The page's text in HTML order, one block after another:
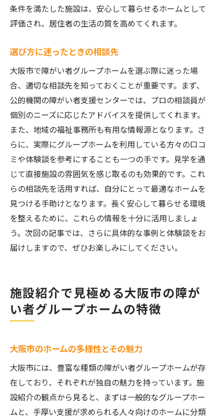
条件を満たした施設は、安心して暮らせるホームとして
評価され、居住者の生活の質を高めてくれます。
選び方に迷ったときの相談先
大阪市で障がい者グループホームを選ぶ際に迷った場
合、適切な相談先を知っておくことが重要です。まず、
公的機関の障がい者支援センターでは、プロの相談員が
個別のニーズに応じたアドバイスを提供してくれます。
また、地域の福祉事務所も有用な情報源となります。さ
らに、実際にグループホームを利用している方々の口コ
ミや体験談を参考にすることも一つの手です。見学を通
じて直接施設の雰囲気を感じ取るのも効果的です。これ
らの相談先を活用すれば、自分にとって最適なホームを
見つける手助けとなります。長く安心して暮らせる環境
を整えるために、これらの情報を十分に活用しましょ
う。次回の記事では、さらに具体的な事例と体験談をお
届けしますので、ぜひお楽しみにしてください。
施設紹介で見極める大阪市の障が
い者グループホームの特徴
大阪市のホームの多様性とその魅力
大阪市には、豊富な種類の障がい者グループホームが存
在しており、それぞれが独自の魅力を持っています。施
設紹介の観点から見ると、まずは一般的なグループホー
ムと、手厚い支援が求められる人々向けのホームに分類